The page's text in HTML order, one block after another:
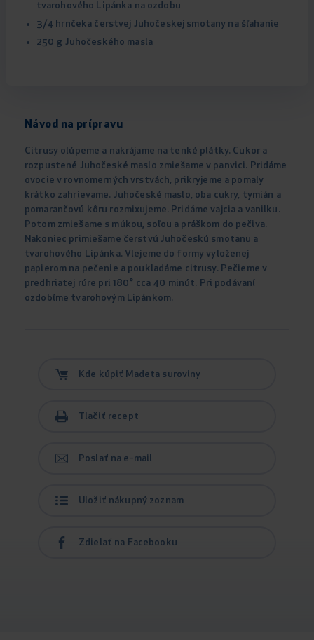
tvarohového Lipánka na ozdobu
3/4 hrnčeka čerstvej Juhočeskej smotany na šľahanie
250 g Juhočeského masla
Návod na prípravu
Citrusy olúpeme a nakrájame na tenké plátky. Cukor a
rozpustené Juhočeské maslo zmiešame v panvici. Pridáme
ovocie v rovnomerných vrstvách, prikryjeme a pomaly
krátko zahrievame. Juhočeské maslo, oba cukry, tymián a
pomarančovú kôru rozmixujeme. Pridáme vajcia a vanilku.
Potom zmiešame s múkou, soľou a práškom do pečiva.
Nakoniec primiešame čerstvú Juhočeskú smotanu a
tvarohového Lipánka. Vlejeme do formy vyloženej
papierom na pečenie a poukladáme citrusy. Pečieme v
predhriatej rúre pri 180° cca 40 minút. Pri podávaní
ozdobíme tvarohovým Lipánkom.
Kde kúpiť Madeta suroviny
Tlačiť recept
Poslať na e-mail
Uložiť nákupný zoznam
Zdielať na Facebooku